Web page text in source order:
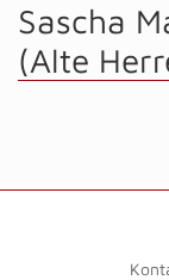
Sascha
(Alte